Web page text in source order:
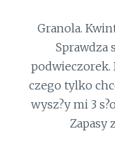
Granola.
Sprawdza
podwieczorek.
czego tylko
wysz?y mi 3
Zapasy